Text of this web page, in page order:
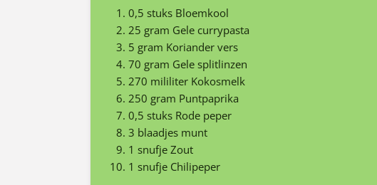
0,5 stuks Bloemkool
25 gram Gele currypasta
5 gram Koriander vers
70 gram Gele splitlinzen
270 mililiter Kokosmelk
250 gram Puntpaprika
0,5 stuks Rode peper
3 blaadjes munt
1 snufje Zout
1 snufje Chilipeper